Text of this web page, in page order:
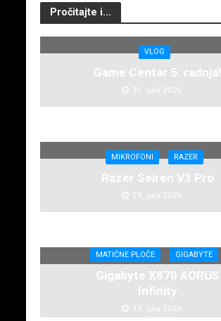
Pročitajte i...
VLOG
Game Centar 5. radnja!
31. jula 2026.
MIKROFONI RAZER
Razer Seiren V3 Pro
29. jula 2026.
MATIČNE PLOČE GIGABYTE
Gigabyte X870 AORUS
Infinity
17. jula 2026.